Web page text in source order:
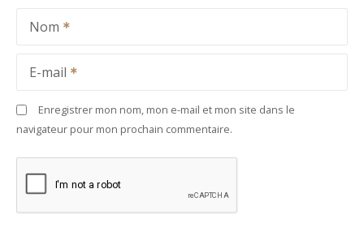
Nom
E-mail
Enregistrer mon nom, mon e-mail et mon site dans le
navigateur pour mon prochain commentaire.